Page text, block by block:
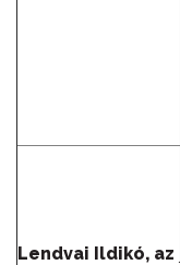
Lendvai Ildikó, az